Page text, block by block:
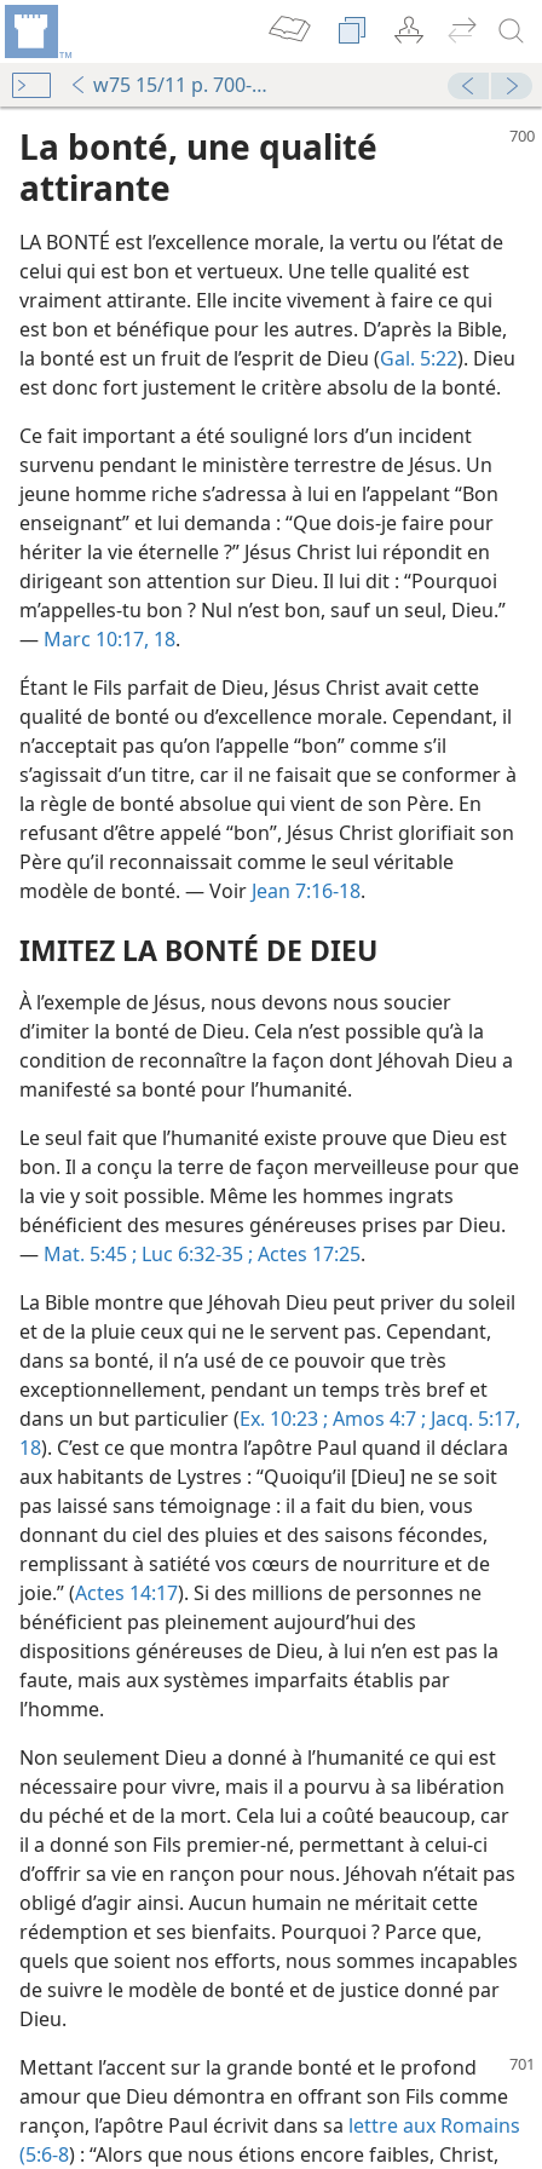
w75 15/11 p. 700-702
La bonté, une qualité
attirante
LA BONTÉ est l’excellence morale, la vertu ou l’état de
celui qui est bon et vertueux. Une telle qualité est
vraiment attirante. Elle incite vivement à faire ce qui
est bon et bénéfique pour les autres. D’après la Bible,
la bonté est un fruit de l’esprit de Dieu (Gal. 5:22). Dieu
est donc fort justement le critère absolu de la bonté.
Ce fait important a été souligné lors d’un incident
survenu pendant le ministère terrestre de Jésus. Un
jeune homme riche s’adressa à lui en l’appelant “Bon
enseignant” et lui demanda : “Que dois-​je faire pour
hériter la vie éternelle ?” Jésus Christ lui répondit en
dirigeant son attention sur Dieu. Il lui dit : “Pourquoi
m’appelles-​tu bon ? Nul n’est bon, sauf un seul, Dieu.”
— Marc 10:17, 18.
Étant le Fils parfait de Dieu, Jésus Christ avait cette
qualité de bonté ou d’excellence morale. Cependant, il
n’acceptait pas qu’on l’appelle “bon” comme s’il
s’agissait d’un titre, car il ne faisait que se conformer à
la règle de bonté absolue qui vient de son Père. En
refusant d’être appelé “bon”, Jésus Christ glorifiait son
Père qu’il reconnaissait comme le seul véritable
modèle de bonté. — Voir Jean 7:16-18.
IMITEZ LA BONTÉ DE DIEU
À l’exemple de Jésus, nous devons nous soucier
d’imiter la bonté de Dieu. Cela n’est possible qu’à la
condition de reconnaître la façon dont Jéhovah Dieu a
manifesté sa bonté pour l’humanité.
Le seul fait que l’humanité existe prouve que Dieu est
bon. Il a conçu la terre de façon merveilleuse pour que
la vie y soit possible. Même les hommes ingrats
bénéficient des mesures généreuses prises par Dieu.
— Mat. 5:45 ; Luc 6:32-35 ; Actes 17:25.
La Bible montre que Jéhovah Dieu peut priver du soleil
et de la pluie ceux qui ne le servent pas. Cependant,
dans sa bonté, il n’a usé de ce pouvoir que très
exceptionnellement, pendant un temps très bref et
dans un but particulier (Ex. 10:23 ; Amos 4:7 ; Jacq. 5:17,
18). C’est ce que montra l’apôtre Paul quand il déclara
aux habitants de Lystres : “Quoiqu’il [Dieu] ne se soit
pas laissé sans témoignage : il a fait du bien, vous
donnant du ciel des pluies et des saisons fécondes,
remplissant à satiété vos cœurs de nourriture et de
joie.” (Actes 14:17). Si des millions de personnes ne
bénéficient pas pleinement aujourd’hui des
dispositions généreuses de Dieu, à lui n’en est pas la
faute, mais aux systèmes imparfaits établis par
l’homme.
Non seulement Dieu a donné à l’humanité ce qui est
nécessaire pour vivre, mais il a pourvu à sa libération
du péché et de la mort. Cela lui a coûté beaucoup, car
il a donné son Fils premier-né, permettant à celui-ci
d’offrir sa vie en rançon pour nous. Jéhovah n’était pas
obligé d’agir ainsi. Aucun humain ne méritait cette
rédemption et ses bienfaits. Pourquoi ? Parce que,
quels que soient nos efforts, nous sommes incapables
de suivre le modèle de bonté et de justice donné par
Dieu.
Mettant l’accent sur la grande bonté et le profond
amour que Dieu démontra en offrant son Fils comme
rançon, l’apôtre Paul écrivit dans sa lettre aux Romains
(5:6-8) : “Alors que nous étions encore faibles, Christ,